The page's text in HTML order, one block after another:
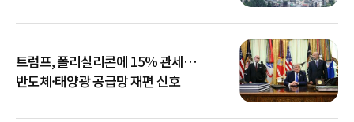
트럼프, 폴리실리콘에 15% 관세…
반도체·태양광 공급망 재편 신호